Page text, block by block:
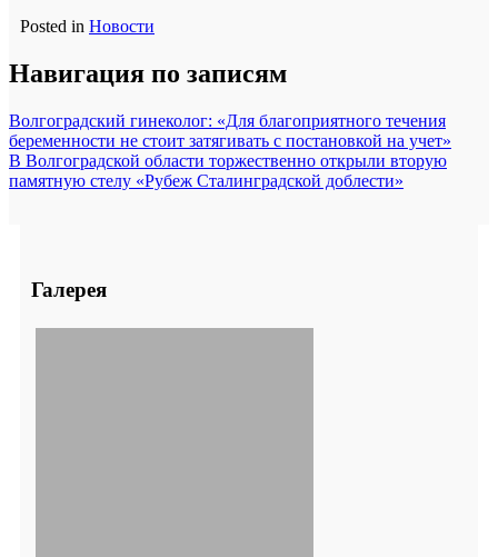
Posted in Новости
Навигация по записям
Волгоградский гинеколог: «Для благоприятного течения
беременности не стоит затягивать с постановкой на учет»
В Волгоградской области торжественно открыли вторую
памятную стелу «Рубеж Сталинградской доблести»
Галерея